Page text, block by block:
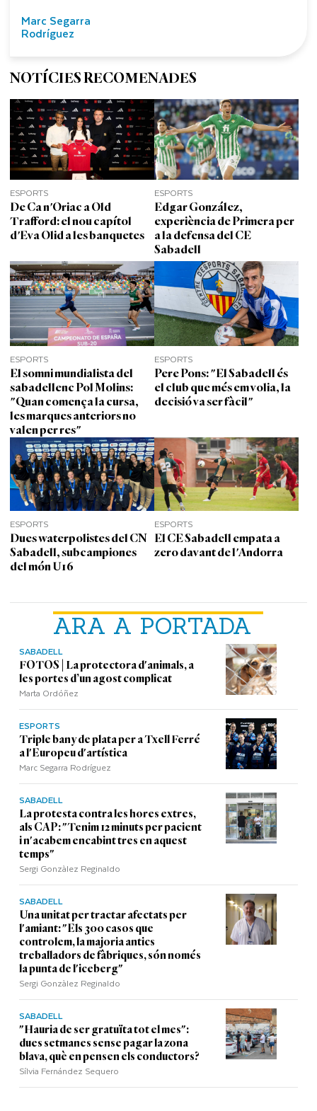
ARA A PORTADA
SABADELL
FOTOS | La protectora d'animals, a
les portes d’un agost complicat
Marta Ordóñez
ESPORTS
Triple bany de plata per a Txell Ferré
a l'Europeu d'artística
Marc Segarra Rodríguez
SABADELL
La protesta contra les hores extres,
als CAP: "Tenim 12 minuts per pacient
i n'acabem encabint tres en aquest
temps"
Sergi Gonzàlez Reginaldo
SABADELL
Una unitat per tractar afectats per
l'amiant: "Els 300 casos que
controlem, la majoria antics
treballadors de fàbriques, són només
la punta de l'iceberg"
Sergi Gonzàlez Reginaldo
SABADELL
"Hauria de ser gratuïta tot el mes":
dues setmanes sense pagar la zona
blava, què en pensen els conductors?
Sílvia Fernández Sequero
Marc Segarra
Rodríguez
NOTÍCIES RECOMENADES
ESPORTS
De Ca n'Oriac a Old
Trafford: el nou capítol
d'Eva Olid a les banquetes
ESPORTS
Edgar González,
experiència de Primera per
a la defensa del CE
Sabadell
ESPORTS
El somni mundialista del
sabadellenc Pol Molins:
"Quan comença la cursa,
les marques anteriors no
valen per res"
ESPORTS
Pere Pons: "El Sabadell és
el club que més em volia, la
decisió va ser fàcil"
ESPORTS
Dues waterpolistes del CN
Sabadell, subcampiones
del món U16
ESPORTS
El CE Sabadell empata a
zero davant de l'Andorra